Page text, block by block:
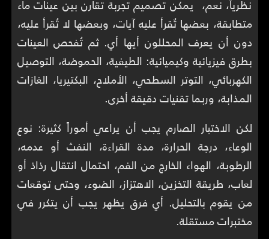
نظرياً، نعم، يمكن تصميم تجربة تقارن بين عينات ماء
متطابقة، بعضها تُقرأ عليه آيات، وبعضها لا تُقرأ عليه،
دون أن يعرف المحللون أيها أي. ثم تُفحص العينات
بطرق فيزيائية وكيميائية: الطيفية، الحموضة، التوصيل
الكهربائي، التوتر السطحي، الأملاح، البكتيريا، الغازات
المذابة، وربما تقنيات دقيقة أخرى.
لكن الاختبار الصارم يجب أن يراعي أموراً كثيرة: نوع
الوعاء، درجة الحرارة، مدة القراءة، النفث أو عدمه،
الرطوبة، الهواء الخارج من الفم، احتمال انتقال رذاذ أو
لعاب، طريقة التخزين، الاهتزاز، الضوء، وحتى توقعات
من يقوم بالتحليل. أي فرق يظهر يجب أن يتكرر في
مختبرات مستقلة.